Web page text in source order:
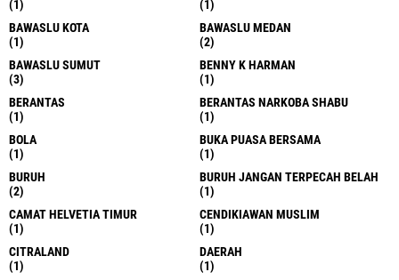
(1)
(1)
BAWASLU KOTA
(1)
BAWASLU MEDAN
(2)
BAWASLU SUMUT
(3)
BENNY K HARMAN
(1)
BERANTAS
(1)
BERANTAS NARKOBA SHABU
(1)
BOLA
(1)
BUKA PUASA BERSAMA
(1)
BURUH
(2)
BURUH JANGAN TERPECAH BELAH
(1)
CAMAT HELVETIA TIMUR
(1)
CENDIKIAWAN MUSLIM
(1)
CITRALAND
(1)
DAERAH
(1)